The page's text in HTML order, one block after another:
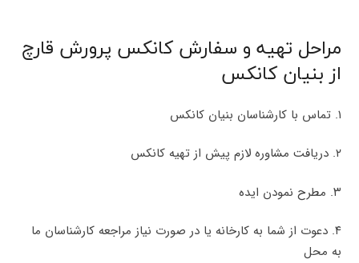
مراحل تهیه و سفارش کانکس پرورش قارچ
از بنیان کانکس
۱. تماس با کارشناسان بنیان کانکس
۲. دریافت مشاوره لازم پیش از تهیه کانکس
۳. مطرح نمودن ایده
۴. دعوت از شما به کارخانه یا در صورت نیاز مراجعه کارشناسان ما
به محل